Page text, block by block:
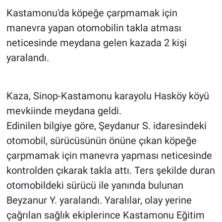
Kastamonu'da köpeğe çarpmamak için
manevra yapan otomobilin takla atması
neticesinde meydana gelen kazada 2 kişi
yaralandı.
Kaza, Sinop-Kastamonu karayolu Hasköy köyü
mevkiinde meydana geldi.
Edinilen bilgiye göre, Şeydanur S. idaresindeki
otomobil, sürücüsünün önüne çıkan köpeğe
çarpmamak için manevra yapması neticesinde
kontrolden çıkarak takla attı. Ters şekilde duran
otomobildeki sürücü ile yanında bulunan
Beyzanur Y. yaralandı. Yaralılar, olay yerine
çağrılan sağlık ekiplerince Kastamonu Eğitim